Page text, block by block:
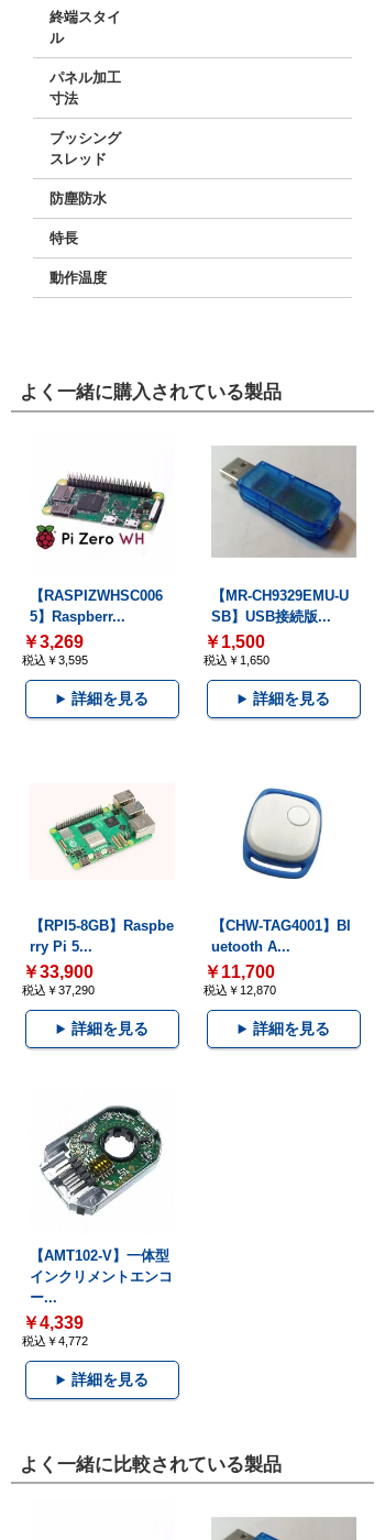
終端スタイ
ル
パネル加工
寸法
ブッシング
スレッド
防塵防水
特長
動作温度
よく一緒に購入されている製品
【RASPIZWHSC006
5】Raspberr...
￥3,269
税込￥3,595
詳細を見る
【MR-CH9329EMU-U
SB】USB接続版...
￥1,500
税込￥1,650
詳細を見る
【RPI5-8GB】Raspbe
rry Pi 5...
￥33,900
税込￥37,290
詳細を見る
【CHW-TAG4001】Bl
uetooth A...
￥11,700
税込￥12,870
詳細を見る
【AMT102-V】一体型
インクリメントエンコ
ー...
￥4,339
税込￥4,772
詳細を見る
よく一緒に比較されている製品